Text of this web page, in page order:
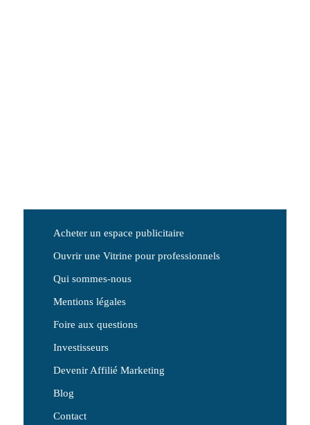
Acheter un espace publicitaire
Ouvrir une Vitrine pour professionnels
Qui sommes-nous
Mentions légales
Foire aux questions
Investisseurs
Devenir Affilié Marketing
Blog
Contact